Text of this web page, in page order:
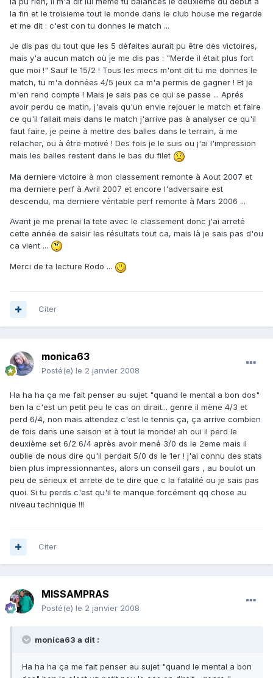
la fin et le troisieme tout le monde dans le club house me regarde
et me dit : c'est con tu donnes le match ...
Je dis pas du tout que les 5 défaites aurait pu être des victoires,
mais y'a aucun match où je me dis pas : "Merde il était plus fort
que moi !" Sauf le 15/2 ! Tous les mecs m'ont dit tu me donnes le
match, tu m'a données 4/5 jeux ca m'a permis de gagner ! Et je
m'en rend compte ! Mais je sais pas ce qui se passe ... Aprés
avoir perdu ce matin, j'avais qu'un envie rejouer le match et faire
ce qu'il fallait mais dans le match j'arrive pas à analyser ce qu'il
faut faire, je peine à mettre des balles dans le terrain, à me
relacher, ou à être motivé ! Des fois je le suis ou j'ai l'impression
mais les balles restent dans le bas du filet
Ma derniere victoire à mon classement remonte à Aout 2007 et
ma derniere perf à Avril 2007 et encore l'adversaire est
descendu, ma derniere véritable perf remonte à Mars 2006 ...
Avant je me prenai la tete avec le classement donc j'ai arreté
cette année de saisir les résultats tout ca, mais là je sais pas d'ou
ca vient ...
Merci de ta lecture Rodo ...
Citer
monica63
Posté(e) le 2 janvier 2008
Ha ha ha ça me fait penser au sujet "quand le mental a bon dos"
ben la c'est un petit peu le cas on dirait... genre il mène 4/3 et
perd 6/4, non mais attendez c'est le tennis ça, ça arrive combien
de fois dans une saison et à tout le monde! ah oui il perd le
deuxième set 6/2 6/4 après avoir mené 3/0 ds le 2eme mais il
oublie de nous dire qu'il perdait 5/0 ds le 1er ! j'ai connu des stats
bien plus impressionnantes, alors un conseil gars , au boulot un
peu de sérieux et arrete de te dire que c la fatalité ou je sais pas
quoi. Si tu perds c'est qu'il te manque forcément qq chose au
niveau technique !!!
Citer
MISSAMPRAS
Posté(e) le 2 janvier 2008
monica63 a dit :
Ha ha ha ça me fait penser au sujet "quand le mental a bon